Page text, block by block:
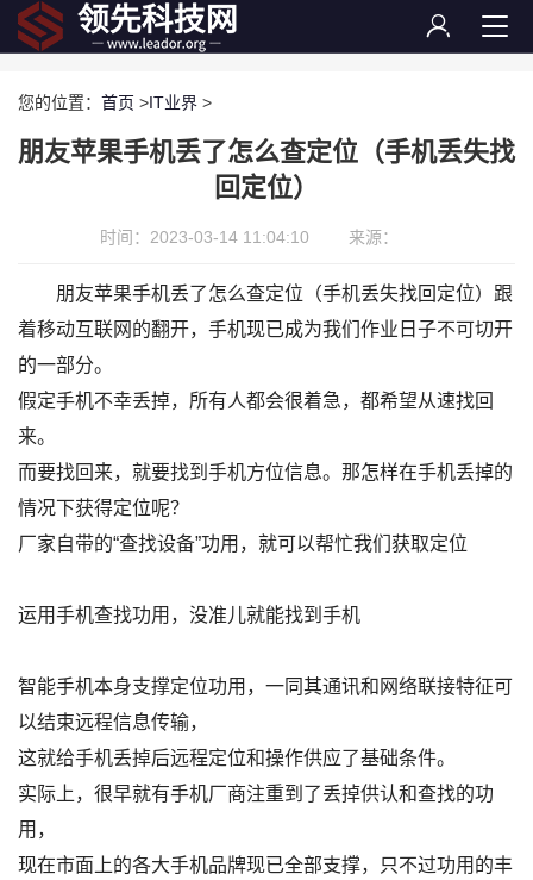
您的位置： 首页 >IT业界 >
朋友苹果手机丢了怎么查定位（手机丢失找
回定位）
时间：2023-03-14 11:04:10 来源：
朋友苹果手机丢了怎么查定位（手机丢失找回定位）跟
着移动互联网的翻开，手机现已成为我们作业日子不可切开
的一部分。
假定手机不幸丢掉，所有人都会很着急，都希望从速找回
来。
而要找回来，就要找到手机方位信息。那怎样在手机丢掉的
情况下获得定位呢？
厂家自带的“查找设备”功用，就可以帮忙我们获取定位
运用手机查找功用，没准儿就能找到手机
智能手机本身支撑定位功用，一同其通讯和网络联接特征可
以结束远程信息传输，
这就给手机丢掉后远程定位和操作供应了基础条件。
实际上，很早就有手机厂商注重到了丢掉供认和查找的功
用，
现在市面上的各大手机品牌现已全部支撑，只不过功用的丰